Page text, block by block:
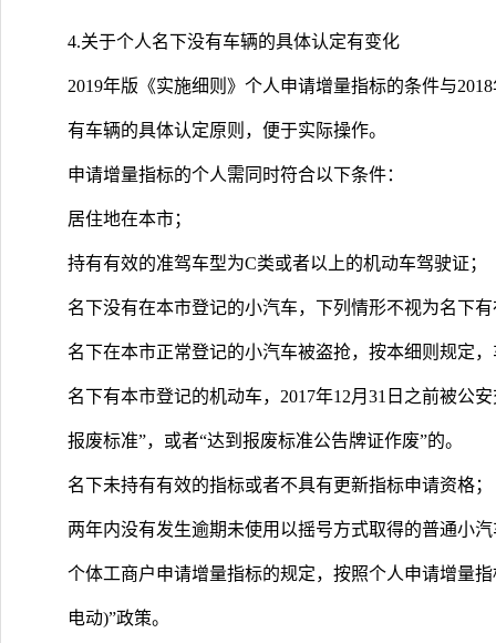
4.关于个人名下没有车辆的具体认定有变化
2019年版《实施细则》个人申请增量指标的条件与
有车辆的具体认定原则，便于实际操作。
申请增量指标的个人需同时符合以下条件：
居住地在本市；
持有有效的准驾车型为C类或者以上的机动车驾驶证；
名下没有在本市登记的小汽车，下列情形不视为名下
名下在本市正常登记的小汽车被盗抢，按本细则规定
名下有本市登记的机动车，2017年12月31日之前被公
报废标准”，或者“达到报废标准公告牌证作废”的。
名下未持有有效的指标或者不具有更新指标申请资格；
两年内没有发生逾期未使用以摇号方式取得的普通小
个体工商户申请增量指标的规定，按照个人申请增量
电动)”政策。